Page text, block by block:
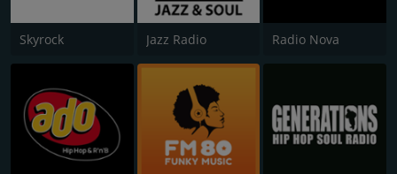
Skyrock Jazz Radio Radio Nova